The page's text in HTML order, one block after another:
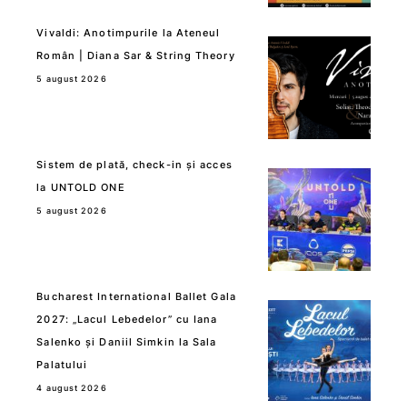
Vivaldi: Anotimpurile la Ateneul
Român | Diana Sar & String Theory
5 august 2026
Sistem de plată, check-in și acces
la UNTOLD ONE
5 august 2026
Bucharest International Ballet Gala
2027: „Lacul Lebedelor” cu Iana
Salenko și Daniil Simkin la Sala
Palatului
4 august 2026